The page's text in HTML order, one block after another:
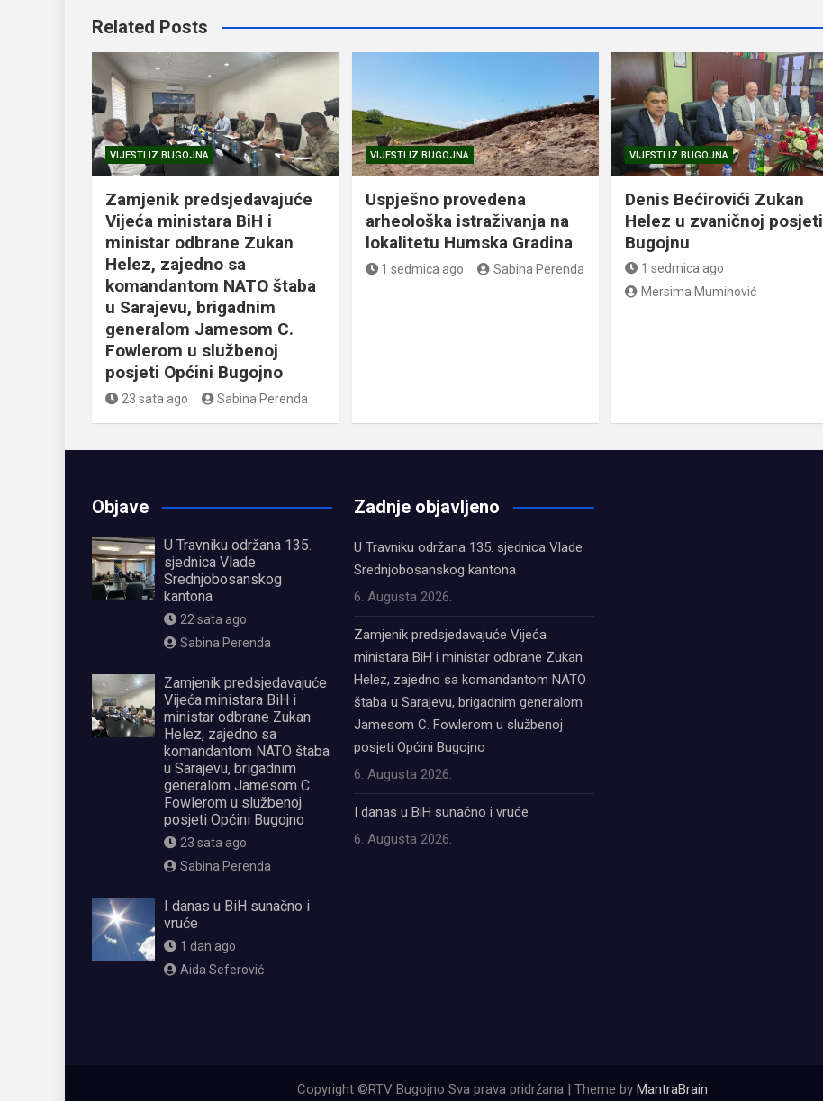
Related Posts
VIJESTI IZ BUGOJNA
Zamjenik predsjedavajuće
Vijeća ministara BiH i
ministar odbrane Zukan
Helez, zajedno sa
komandantom NATO štaba
u Sarajevu, brigadnim
generalom Jamesom C.
Fowlerom u službenoj
posjeti Općini Bugojno
23 sata ago Sabina Perenda
VIJESTI IZ BUGOJNA
Uspješno provedena
arheološka istraživanja na
lokalitetu Humska Gradina
1 sedmica ago Sabina Perenda
VIJESTI IZ BUGOJNA
Denis Bećirovići Zukan
Helez u zvaničnoj posjeti
Bugojnu
1 sedmica ago
Mersima Muminović
Objave
U Travniku održana 135.
sjednica Vlade
Srednjobosanskog
kantona
22 sata ago
Sabina Perenda
Zamjenik predsjedavajuće
Vijeća ministara BiH i
ministar odbrane Zukan
Helez, zajedno sa
komandantom NATO štaba
u Sarajevu, brigadnim
generalom Jamesom C.
Fowlerom u službenoj
posjeti Općini Bugojno
23 sata ago
Sabina Perenda
I danas u BiH sunačno i
vruće
1 dan ago
Aida Seferović
Zadnje objavljeno
U Travniku održana 135. sjednica Vlade
Srednjobosanskog kantona
6. Augusta 2026.
Zamjenik predsjedavajuće Vijeća
ministara BiH i ministar odbrane Zukan
Helez, zajedno sa komandantom NATO
štaba u Sarajevu, brigadnim generalom
Jamesom C. Fowlerom u službenoj
posjeti Općini Bugojno
6. Augusta 2026.
I danas u BiH sunačno i vruće
6. Augusta 2026.
Copyright ©RTV Bugojno Sva prava pridržana | Theme by MantraBrain